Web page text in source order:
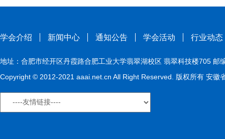
学会介绍 新闻中心 通知公告 学会活动 行业动态
地址：合肥市经开区丹霞路合肥工业大学翡翠湖校区 翡翠科技楼705
Copyright © 2012-2021 aaai.net.cn All Right Reserved. 版权所有 安徽